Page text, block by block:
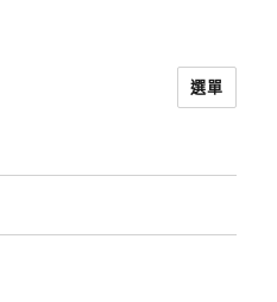
選單